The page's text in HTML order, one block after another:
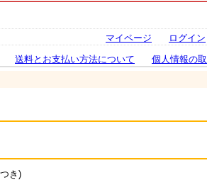
マイページ
ログイン
送料とお支払い方法について
個人情報の
き)